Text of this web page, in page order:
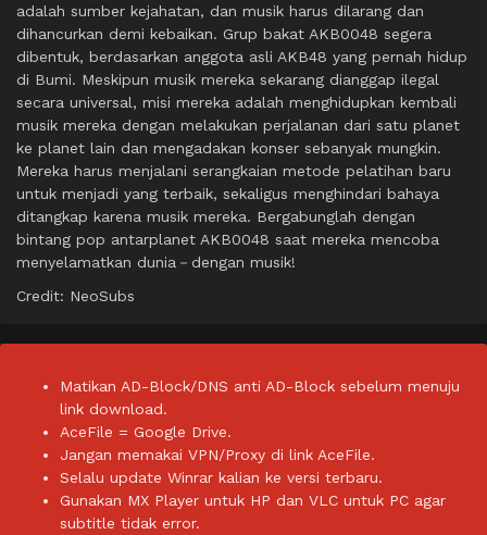
adalah sumber kejahatan, dan musik harus dilarang dan
dihancurkan demi kebaikan. Grup bakat AKB0048 segera
dibentuk, berdasarkan anggota asli AKB48 yang pernah hidup
di Bumi. Meskipun musik mereka sekarang dianggap ilegal
secara universal, misi mereka adalah menghidupkan kembali
musik mereka dengan melakukan perjalanan dari satu planet
ke planet lain dan mengadakan konser sebanyak mungkin.
Mereka harus menjalani serangkaian metode pelatihan baru
untuk menjadi yang terbaik, sekaligus menghindari bahaya
ditangkap karena musik mereka. Bergabunglah dengan
bintang pop antarplanet AKB0048 saat mereka mencoba
menyelamatkan dunia－dengan musik!
Credit: NeoSubs
Matikan AD-Block/DNS anti AD-Block sebelum menuju
link download.
AceFile = Google Drive.
Jangan memakai VPN/Proxy di link AceFile.
Selalu update Winrar kalian ke versi terbaru.
Gunakan MX Player untuk HP dan VLC untuk PC agar
subtitle tidak error.